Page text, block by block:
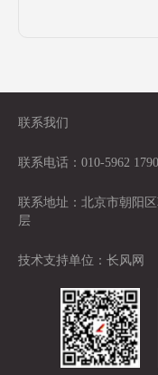
联系我们
联系电话：010-5962 1790
联系地址：北京市朝阳
层
技术支持单位： 长风网